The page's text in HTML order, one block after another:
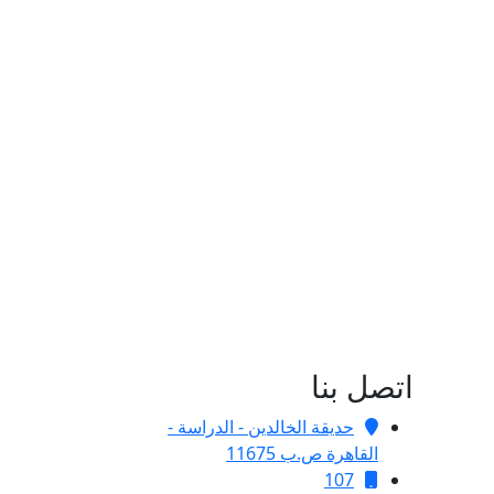
اتصل بنا
حديقة الخالدين - الدراسة -
القاهرة ص.ب 11675
107